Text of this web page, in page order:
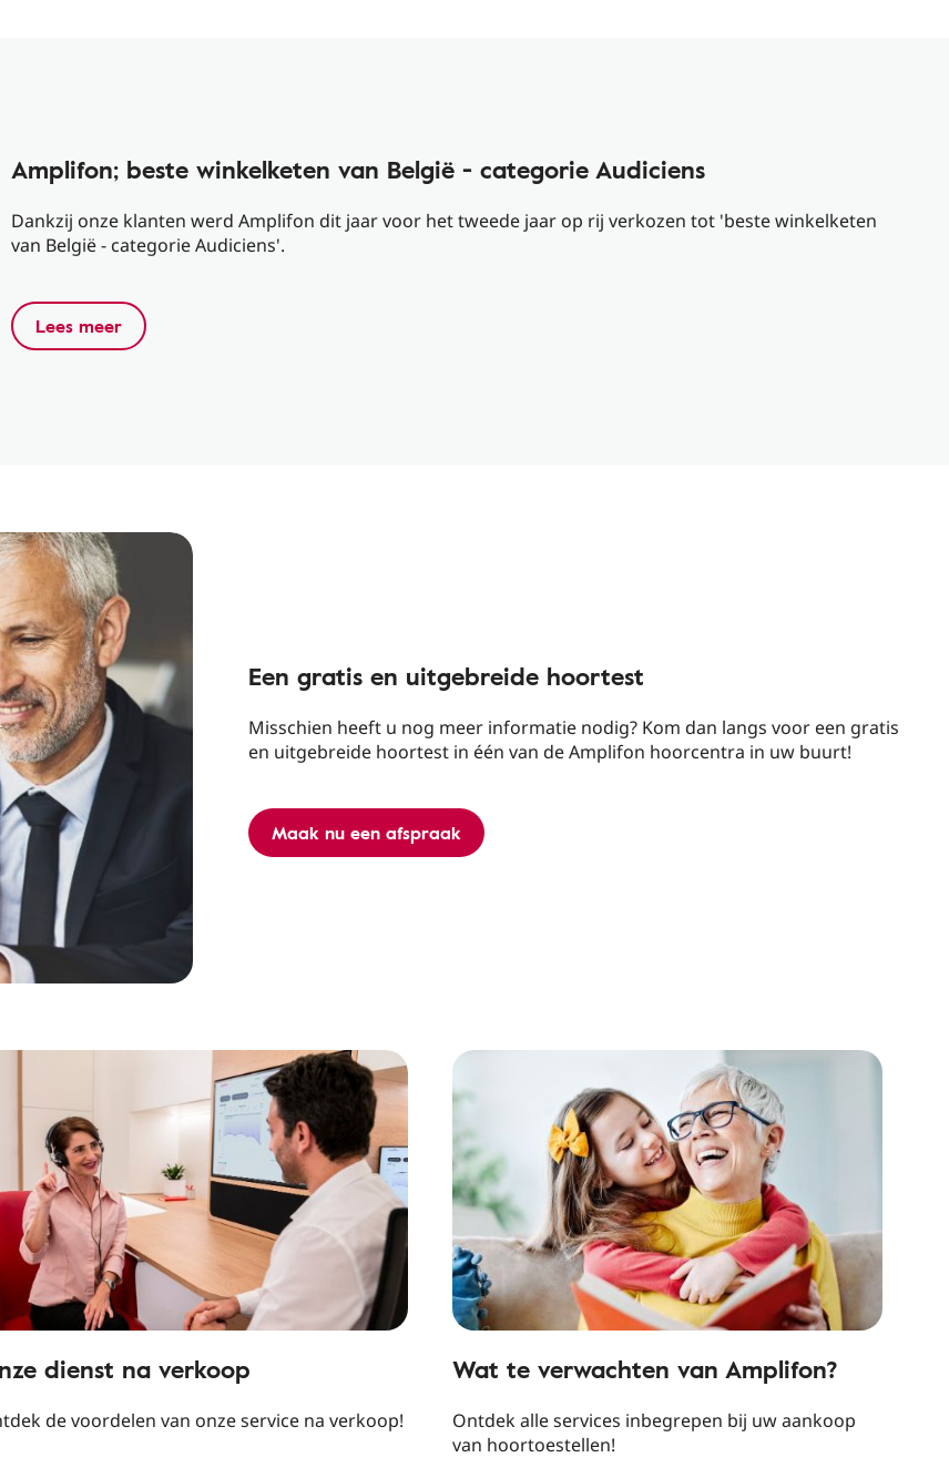
Amplifon; beste winkelketen van België - categorie Audiciens
Dankzij onze klanten werd Amplifon dit jaar voor het tweede jaar op rij verkozen tot 'beste winkelketen
van België - categorie Audiciens'.
Lees meer
Een gratis en uitgebreide hoortest
Misschien heeft u nog meer informatie nodig? Kom dan langs voor een gratis
en uitgebreide hoortest in één van de Amplifon hoorcentra in uw buurt!
Maak nu een afspraak
dienst na verkoop
de voordelen van onze service na verkoop!
Wat te verwachten van Amplifon?
Ontdek alle services inbegrepen bij uw aankoop
van hoortoestellen!